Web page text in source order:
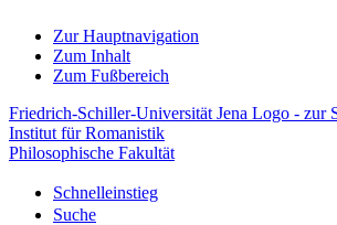
Zur Hauptnavigation
Zum Inhalt
Zum Fußbereich
Friedrich-Schiller-Universität Jena Logo - zur
Institut für Romanistik
Philosophische Fakultät
Schnelleinstieg
Suche